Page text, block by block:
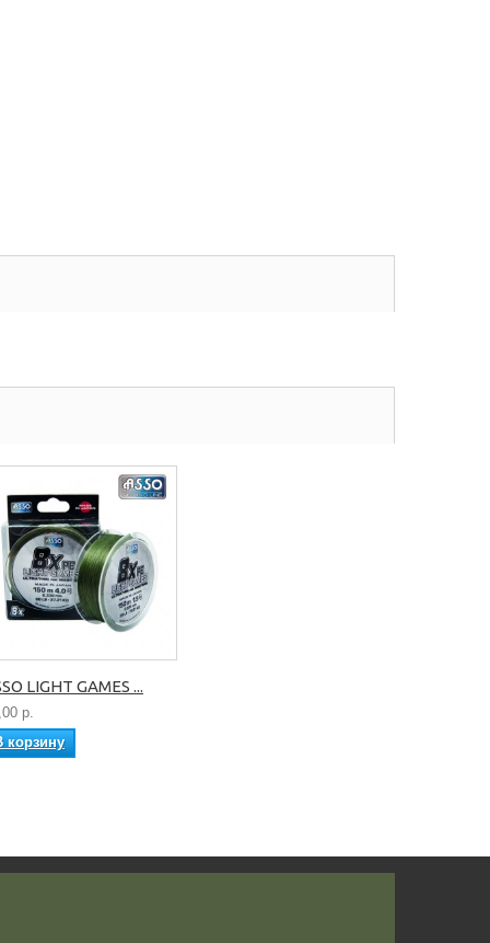
LIGHT GAMES ...
р.
корзину